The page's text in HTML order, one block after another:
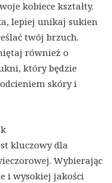
kobiece kształty.
lepiej unikaj sukien
twój brzuch.
również o
który będzie
skóry i
kluczowy dla
Wybierając
i wysokiej jakości